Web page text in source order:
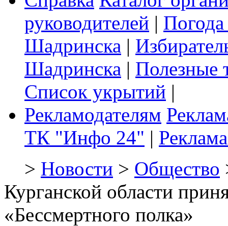
руководителей |
Шадринска |
Шадринска | Полезные
Список укрытий |
Рекламодателям
ТК "Инфо 24" |
> Новости > Общество
Курганской области
«Бессмертного полка»